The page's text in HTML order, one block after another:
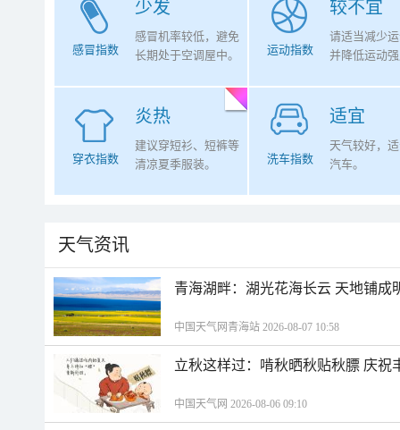
少发
感冒指数
感冒机率较低，避免
长期处于空调屋中。
较不宜
运动指数
请适当减少
并降低运动
炎热
穿衣指数
建议穿短衫、短裤等
清凉夏季服装。
适宜
洗车指数
天气较好，
汽车。
天气资讯
青海湖畔：湖光花海长云 天地铺成
中国天气网青海站 2026-08-07 10:58
立秋这样过：啃秋晒秋贴秋膘 庆祝
中国天气网 2026-08-06 09:10